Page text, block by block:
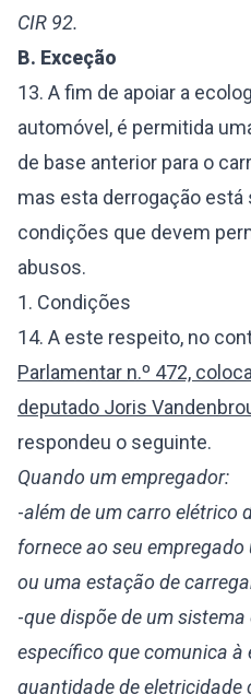
CIR 92.
B. Exceção
13. A fim de apoiar a
automóvel, é permitida
de base anterior para o
mas esta derrogação
condições que devem
abusos.
1. Condições
14. A este respeito, no
Parlamentar n.º 472,
deputado Joris
respondeu o seguinte.
Quando um empregador:
-além de um carro elétrico
fornece ao seu
ou uma estação de
-que dispõe de um
específico que comunica à
quantidade de eletricidade